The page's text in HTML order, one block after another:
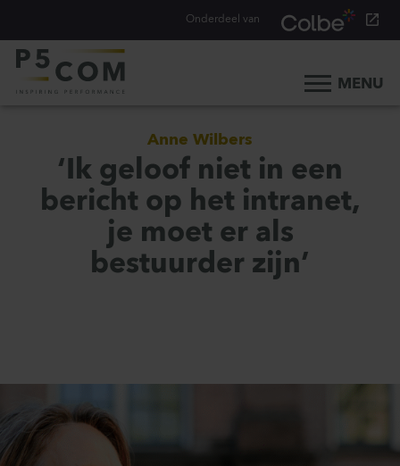
Onderdeel van
MENU
Onze mensen
Ons verhaal
Traineeship Consultancy
Contact
Anne Wilbers
‘Ik geloof niet in een
bericht op het intranet,
je moet er als
bestuurder zijn’